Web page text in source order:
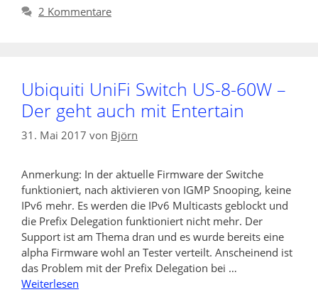
2 Kommentare
Ubiquiti UniFi Switch US-8-60W –
Der geht auch mit Entertain
31. Mai 2017 von Björn
Anmerkung: In der aktuelle Firmware der Switche
funktioniert, nach aktivieren von IGMP Snooping, keine
IPv6 mehr. Es werden die IPv6 Multicasts geblockt und
die Prefix Delegation funktioniert nicht mehr. Der
Support ist am Thema dran und es wurde bereits eine
alpha Firmware wohl an Tester verteilt. Anscheinend ist
das Problem mit der Prefix Delegation bei …
Weiterlesen